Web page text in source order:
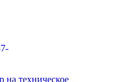
на техническое